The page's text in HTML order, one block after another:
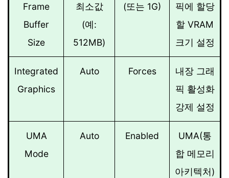
Frame
Buffer
Size
최소값
(예:
512MB)
(또는 1G)
픽에 할당
할 VRAM
크기 설정
Integrated
Graphics
Auto Forces
내장 그래
픽 활성화
강제 설정
UMA
Mode
Auto Enabled
UMA(통
합 메모리
아키텍처)